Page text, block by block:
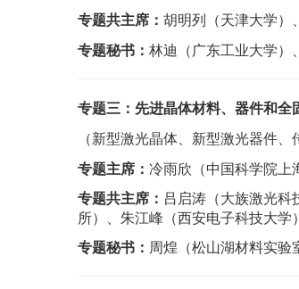
专题共主席： 胡明列（天津大学）
专题秘书： 林迪（广东工业大学）
专题三： 先进晶体材料、器件和全
（新型激光晶体、新型激光器件
专题主席： 冷雨欣（中国科学院上
专题共主席： 吕启涛（大族激光
所）、朱江峰（西安电子科技大学）
专题秘书： 周煌（松山湖材料实验